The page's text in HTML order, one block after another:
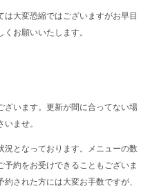
大変恐縮ではございますがお早目
お願いいたします。
います。更新が間に合ってない場
ませ。
となっております。メニューの数
約をお受けできることもございま
された方には大変お手数ですが、